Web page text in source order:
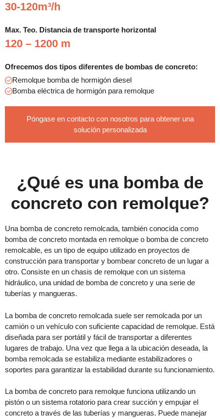
30-120m³/h
Max. Teo. Distancia de transporte horizontal
120 – 1200 m
Ofrecemos dos tipos diferentes de bombas de concreto:
Remolque bomba de hormigón diesel
Bomba eléctrica de hormigón para remolque
Póngase en contacto con nosotros para obtener una
solución personalizada
¿Qué es una bomba de
concreto con remolque?
Una bomba de concreto remolcada, también conocida como
bomba de concreto montada en remolque o bomba de concreto
remolcable, es un tipo de equipo utilizado en proyectos de
construcción para transportar y bombear concreto de un lugar a
otro. Consiste en un chasis de remolque con un sistema
hidráulico, una unidad de bomba de concreto y una serie de
tuberías y mangueras.
La bomba de concreto remolcada suele ser remolcada por un
camión o un vehículo con suficiente capacidad de remolque. Está
diseñada para ser portátil y fácil de transportar a diferentes
lugares de trabajo. Una vez que llega a la ubicación deseada, la
bomba remolcada se estabiliza mediante estabilizadores o
soportes para garantizar la estabilidad durante su funcionamiento.
La bomba de concreto para remolque funciona utilizando un
pistón o un sistema rotatorio para crear succión y empujar el
concreto a través de las tuberías y mangueras. Puede manejar